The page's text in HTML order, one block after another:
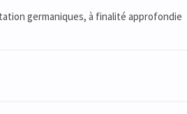
germaniques, à finalité approfondie